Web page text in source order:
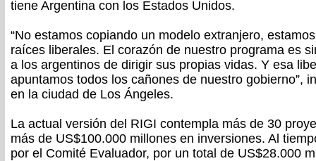
tiene Argentina con los Estados Unidos.
“No estamos copiando un modelo extranjero,
raíces liberales. El corazón de nuestro programa es
a los argentinos de dirigir sus propias vidas. Y esa
apuntamos todos los cañones de nuestro gobierno”,
en la ciudad de Los Ángeles.
La actual versión del RIGI contempla más de 30
más de US$100.000 millones en inversiones. Al
por el Comité Evaluador, por un total de US$28.000